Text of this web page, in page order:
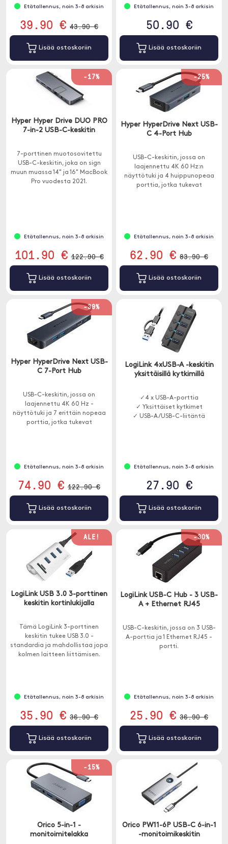
Etätallennus, noin 3-8 arkisin
39.90 € 43.90 €
Lisää ostoskoriin
Etätallennus, noin 3-8 arkisin
50.90 €
Lisää ostoskoriin
-17%
Hyper Hyper Drive DUO PRO
7-in-2 USB-C-keskitin
7-porttinen muotosovitettu
USB-C-keskitin, joka on sign
muun muassa 14" ja 16" MacBook
Pro vuodesta 2021.
Etätallennus, noin 3-8 arkisin
101.90 € 122.90 €
Lisää ostoskoriin
-25%
Hyper HyperDrive Next USB-
C 4-Port Hub
USB-C-keskitin, jossa on
laajennettu 4K 60 Hz:n
näyttötuki ja 4 huippunopeaa
porttia, jotka tukevat
Etätallennus, noin 3-8 arkisin
62.90 € 83.90 €
Lisää ostoskoriin
-39%
Hyper HyperDrive Next USB-
C 7-Port Hub
USB-C-keskitin, jossa on
laajennettu 4K 60 Hz -
näyttötuki ja 7 erittäin nopeaa
porttia, jotka tukevat
Etätallennus, noin 3-8 arkisin
74.90 € 122.90 €
Lisää ostoskoriin
LogiLink 4xUSB-A -keskitin
yksittäisillä kytkimillä
✓4 x USB-A-porttia
✓ Yksittäiset kytkimet
✓ USB-A/USB-C-liitäntä
Etätallennus, noin 3-8 arkisin
27.90 €
Lisää ostoskoriin
ALE!
LogiLink USB 3.0 3-porttinen
keskitin kortinlukijalla
Tämä LogiLink 3-porttinen
keskitin tukee USB 3.0 -
standardia ja mahdollistaa jopa
kolmen laitteen liittämisen.
Etätallennus, noin 3-8 arkisin
35.90 € 36.90 €
Lisää ostoskoriin
-30%
LogiLink USB-C Hub - 3 USB-
A + Ethernet RJ45
USB-C-keskitin, jossa on 3 USB-
A-porttia ja 1 Ethernet RJ45 -
portti.
Etätallennus, noin 3-8 arkisin
25.90 € 36.90 €
Lisää ostoskoriin
-15%
Orico 5-in-1 -
monitoimitelakka
Orico PW11-6P USB-C 6-in-1
-monitoimikeskitin